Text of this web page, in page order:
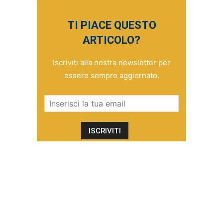
TI PIACE QUESTO
ARTICOLO?
Iscriviti alla nostra newsletter per
essere sempre aggiornato.